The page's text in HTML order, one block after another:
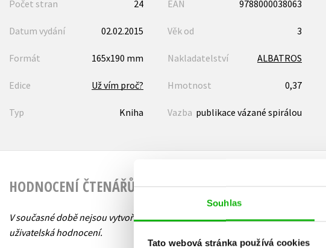
Souhlas
Tato webová stránka používá cookies
Počet stran 24 EAN 9788000038063
Datum vydání 02.02.2015 Věk od 3
Formát 165x190 mm Nakladatelství ALBATROS
Edice Už vím proč? Hmotnost 0,37
Typ Kniha Vazba publikace vázané spirálou
HODNOCENÍ ČTENÁŘŮ
V současné době nejsou vytvořena žádná
uživatelská hodnocení.
Vaše